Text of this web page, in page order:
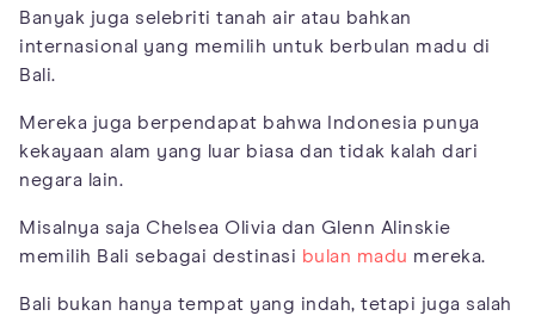
Banyak juga selebriti tanah air atau bahkan
internasional yang memilih untuk berbulan madu di
Bali.
Mereka juga berpendapat bahwa Indonesia punya
kekayaan alam yang luar biasa dan tidak kalah dari
negara lain.
Misalnya saja Chelsea Olivia dan Glenn Alinskie
memilih Bali sebagai destinasi bulan madu mereka.
Bali bukan hanya tempat yang indah, tetapi juga salah